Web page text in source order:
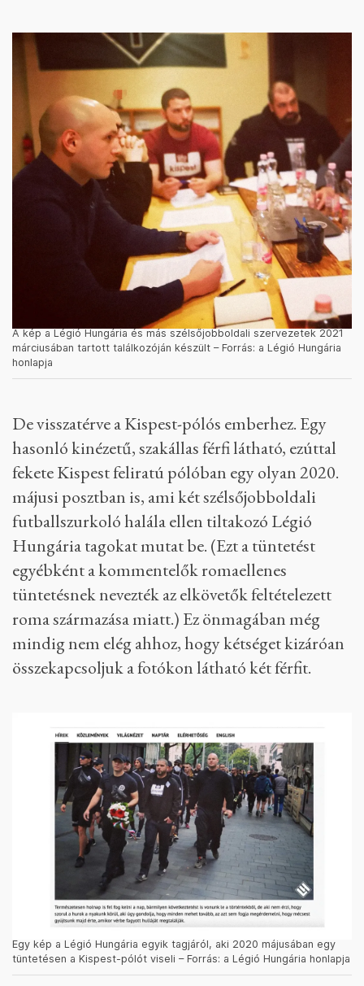
A kép a Légió Hungária és más szélsőjobboldali szervezetek 2021
márciusában tartott találkozóján készült – Forrás: a Légió Hungária
honlapja
De visszatérve a Kispest-pólós emberhez. Egy
hasonló kinézetű, szakállas férfi látható, ezúttal
fekete Kispest feliratú pólóban egy olyan 2020.
májusi posztban is, ami két szélsőjobboldali
futballszurkoló halála ellen tiltakozó Légió
Hungária tagokat mutat be. (Ezt a tüntetést
egyébként a kommentelők romaellenes
tüntetésnek nevezték az elkövetők feltételezett
roma származása miatt.) Ez önmagában még
mindig nem elég ahhoz, hogy kétséget kizáróan
összekapcsoljuk a fotókon látható két férfit.
Egy kép a Légió Hungária egyik tagjáról, aki 2020 májusában egy
tüntetésen a Kispest-pólót viseli – Forrás: a Légió Hungária honlapja